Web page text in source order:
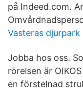
på Indeed.com.
Vasteras djurpark
Jobba hos oss.
rörelsen är
en förstelnad